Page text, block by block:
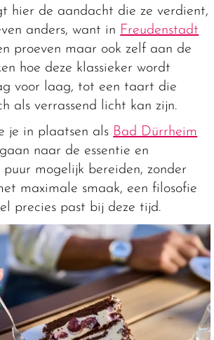
hier de aandacht die ze verdient,
anders, want in Freudenstadt
proeven maar ook zelf aan de
hoe deze klassieker wordt
voor laag, tot een taart die
als verrassend licht kan zijn.
je in plaatsen als Bad Dürrheim
naar de essentie en
mogelijk bereiden, zonder
maximale smaak, een filosofie
precies past bij deze tijd.